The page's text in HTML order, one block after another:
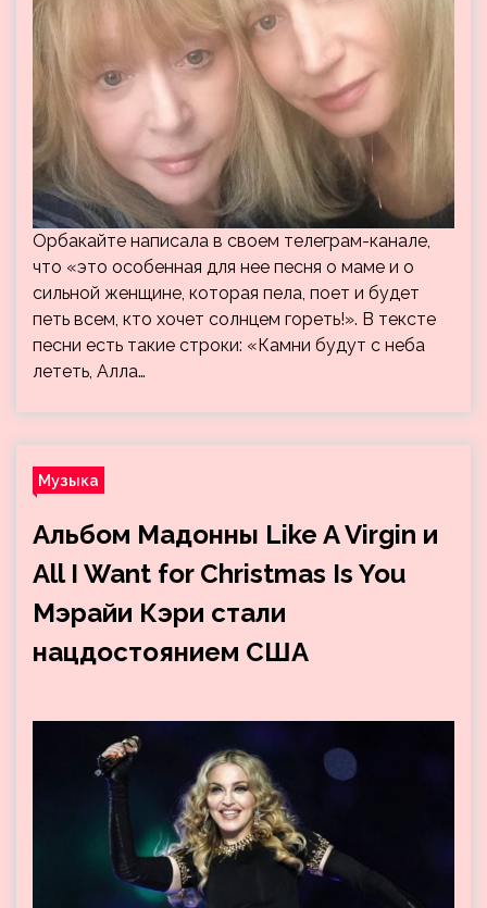
Орбакайте написала в своем телеграм-канале,
что «это особенная для нее песня о маме и о
сильной женщине, которая пела, поет и будет
петь всем, кто хочет солнцем гореть!». В тексте
песни есть такие строки: «Камни будут с неба
лететь, Алла…
Музыка
Альбом Мадонны Like A Virgin и
All I Want for Christmas Is You
Мэрайи Кэри стали
нацдостоянием США